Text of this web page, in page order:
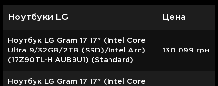
Ноутбуки LG Цена
Ноутбук LG Gram 17 17" (Intel Core
Ultra 9/32GB/2TB (SSD)/Intel Arc)
(17Z90TL-H.AUB9U1) (Standard)
130 099 грн
Ноутбук LG Gram 17 17" (Intel Core